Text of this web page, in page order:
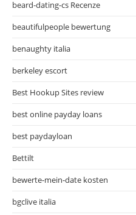
beard-dating-cs Recenze
beautifulpeople bewertung
benaughty italia
berkeley escort
Best Hookup Sites review
best online payday loans
best paydayloan
Bettilt
bewerte-mein-date kosten
bgclive italia